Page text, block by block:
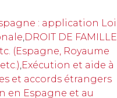
: application Loi
,DROIT DE FAMILLE
(Espagne, Royaume
,Exécution et aide à
et accords étrangers
en Espagne et au